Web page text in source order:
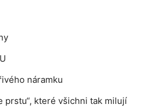
náramku
prstu“, které všichni tak milují